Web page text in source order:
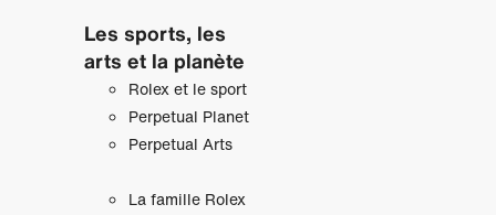
Les sports, les
arts et la planète
Rolex et le sport
Perpetual Planet
Perpetual Arts
La famille Rolex